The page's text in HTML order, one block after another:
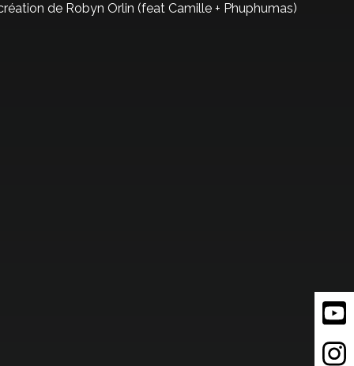
de Robyn Orlin (feat Camille + Phuphumas)